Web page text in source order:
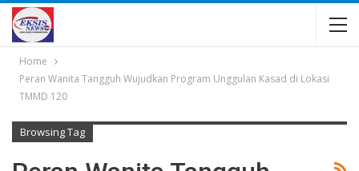
Home
Peran Wanita Tangguh Wujudkan Program Unggulan Kasad di Lokasi
TMMD 120
Browsing Tag